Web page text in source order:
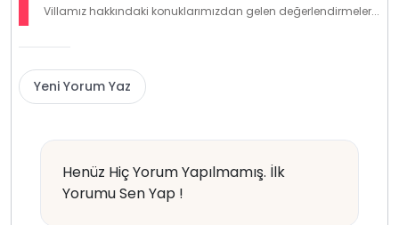
Villamız hakkındaki konuklarımızdan gelen değerlendirmeler...
Yeni Yorum Yaz
Henüz Hiç Yorum Yapılmamış. İlk
Yorumu Sen Yap !